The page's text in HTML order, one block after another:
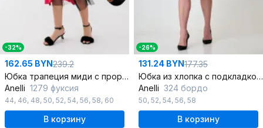
-32%
162.65 BYN239.2
Юбка трапеция миди с прорезью и карманами в классическом стиле
Anelli 1279 фуксия
44, 46, 48, 50, 52, 54, 56, 58, 60
В корзину
-26%
131.24 BYN177.35
Юбка из хлопка с подкладкой и классическим силуэтом
Anelli 324 бордо
50, 52, 54, 56, 58
В корзину